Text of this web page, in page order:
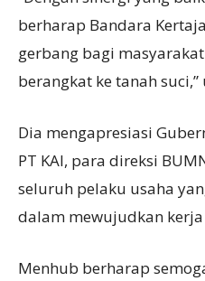
berharap Bandara
gerbang bagi
berangkat ke tanah
Dia mengapresiasi
PT KAI, para direksi
seluruh pelaku usaha
dalam mewujudkan
Menhub berharap